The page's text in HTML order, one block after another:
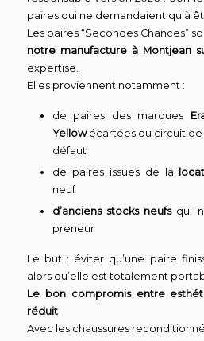
paires qui ne demandaient qu’à
Les paires “Secondes Chances”
notre manufacture à Montjean
expertise.
Elles proviennent notamment :
de paires des marques
Yellowécartées du circuit de
défaut
de paires issues de la
neuf
d’anciens stocks neufsqui
preneur
Le but : éviter qu’une paire
alors qu’elle est totalement
Le bon compromis entre
réduit
Avec les chaussures